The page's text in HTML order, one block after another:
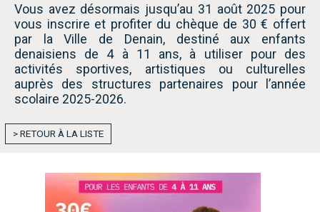
Vous avez désormais jusqu’au 31 août 2025 pour
vous inscrire et profiter du chèque de 30 € offert
par la Ville de Denain, destiné aux enfants
denaisiens de 4 à 11 ans, à utiliser pour des
activités sportives, artistiques ou culturelles
auprès des structures partenaires pour l’année
scolaire 2025-2026.
> RETOUR À LA LISTE